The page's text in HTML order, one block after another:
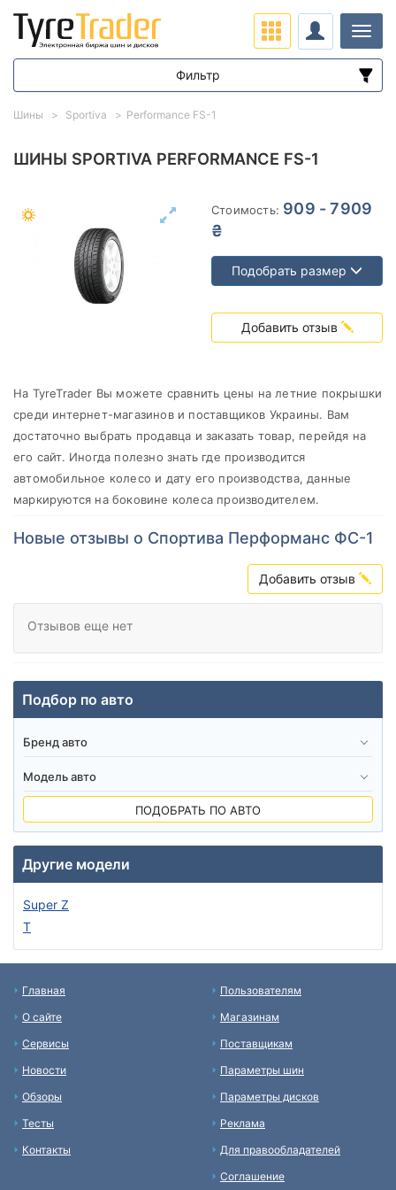
ШИНЫ SPORTIVA PERFORMANCE FS-1
Стоимость: 909 - 7909
₴
Подобрать размер
Добавить отзыв
На TyreTrader Вы можете сравнить цены на летние покрышки
среди интернет-магазинов и поставщиков Украины. Вам
достаточно выбрать продавца и заказать товар, перейдя на
его сайт. Иногда полезно знать где производится
автомобильное колесо и дату его производства, данные
маркируются на боковине колеса производителем.
Новые отзывы о Спортива Перформанс ФС-1
Добавить отзыв
Отзывов еще нет
Шины Sportiva Performance FS-1
Фильтр
Диапазон цен
Sportiva
Все бренды
Тип транспортного средства
Усиленная шина
Подобрать
Подбор по авто
ПОДОБРАТЬ ПО АВТО
Другие модели
Super Z
T
Главная
О сайте
Сервисы
Новости
Обзоры
Тесты
Контакты
Пользователям
Магазинам
Поставщикам
Параметры шин
Параметры дисков
Реклама
Для правообладателей
Соглашение